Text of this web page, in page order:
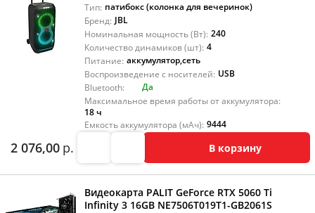
Тип: патибокс (колонка для вечеринок)
Бренд: JBL
Номинальная мощность (Вт): 240
Количество динамиков (шт): 4
Питание: аккумулятор,сеть
Воспроизведение с носителей: USB
Bluetooth:
Да
Максимальное время работы от аккумулятора:
18 ч
Емкость аккумулятора (мАч): 9444
2 076,00 р. В корзину
Видеокарта PALIT GeForce RTX 5060 Ti
Infinity 3 16GB NE7506T019T1-GB2061S